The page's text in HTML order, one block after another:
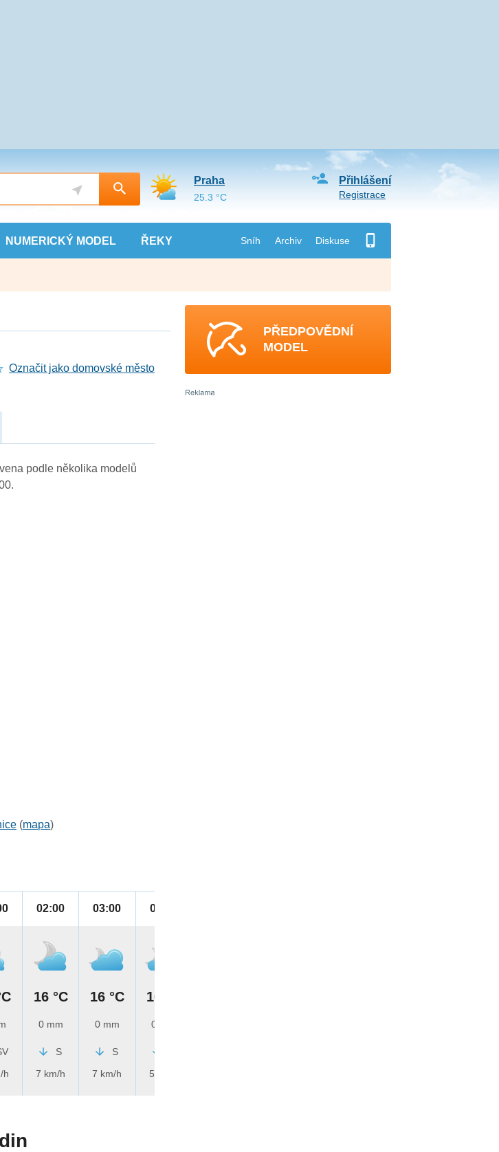
NUMERICKÝ MODEL ŘEKY Sníh Archiv Diskuse
Přihlášení
Registrace
Praha
25.3 °C
Označit jako domovské město
podle několika modelů
(mapa)
h
02:00
16 °C
0 mm
S
7 km/h
03:00
16 °C
0 mm
S
7 km/h
04:00
16 °C
0 mm
5 km/h
PŘEDPOVĚDNÍ
MODEL